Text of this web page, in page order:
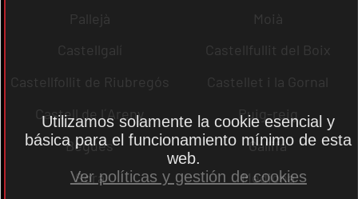
Pallejà
Moià
Castellgalí
Castellfullit del Boix
Castellfollit de Riubregós
Castellet i la Gornal
Castell de l´Areny
Puig-reig
Begues
Gallifa
Sora
Mediona
Utilizamos solamente la cookie esencial y
básica para el funcionamiento mínimo de esta
web.
Ver políticas y gestión de cookies